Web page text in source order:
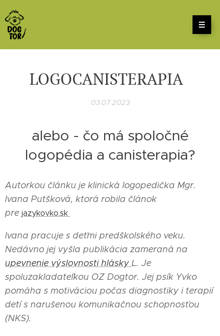
LOGOCANISTERAPIA
03.07.2023
alebo - čo má spoločné
logopédia a canisterapia?
Autorkou článku je klinická logopedička Mgr.
Ivana Putšková, ktorá robila článok
pre jazykovko.sk
Ivana pracuje s deťmi predškolského veku.
Nedávno jej vyšla publikácia zameraná na
upevnenie výslovnosti hlásky L. Je
spoluzakladateľkou OZ Dogtor. Jej psík Yvko
pomáha s motiváciou počas diagnostiky i terapií
detí s narušenou komunikačnou schopnosťou
(NKS).